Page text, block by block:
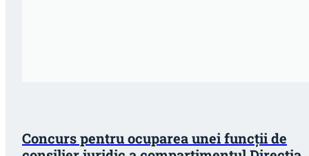
Concurs pentru ocuparea unei funcții de